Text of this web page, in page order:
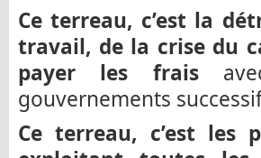
Ce terreau, c’est la
travail, de la crise du
payer les frais
gouvernements
Ce terreau, c’est